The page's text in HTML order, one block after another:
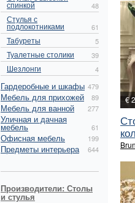
спинкой 48
Стулья с
подлокотниками 61
Табуреты 5
Туалетные столики 39
Шезлонги 4
Гардеробные и шкафы 479
Мебель для прихожей 89
Мебель для ванной 277
Уличная и дачная
мебель 61
Офисная мебель 199
Предметы интерьера 644
Производители: Столы
и стулья
€